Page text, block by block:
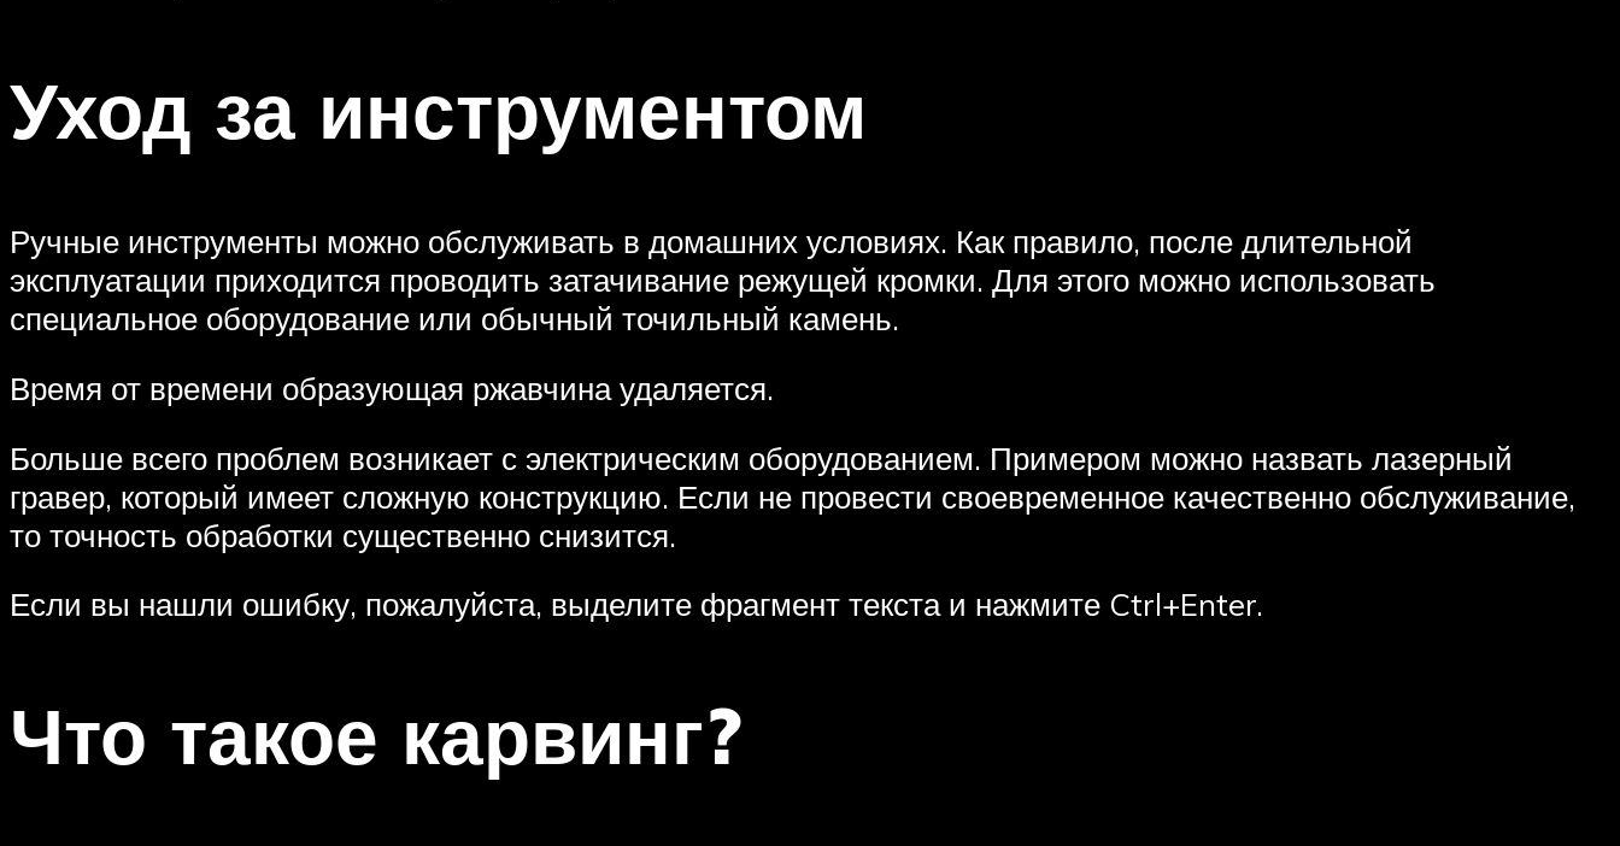
Уход за инструментом
Ручные инструменты можно обслуживать в домашних условиях. Как правило, после длительной
эксплуатации приходится проводить затачивание режущей кромки. Для этого можно использовать
специальное оборудование или обычный точильный камень.
Время от времени образующая ржавчина удаляется.
Больше всего проблем возникает с электрическим оборудованием. Примером можно назвать лазерный
гравер, который имеет сложную конструкцию. Если не провести своевременное качественно обслуживание,
то точность обработки существенно снизится.
Если вы нашли ошибку, пожалуйста, выделите фрагмент текста и нажмите Ctrl+Enter.
Что такое карвинг?